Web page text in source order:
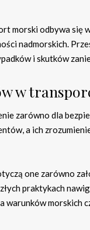
morski odbywa się
nadmorskich.
i skutków
w
zarówno dla
a ich
one zarówno
praktykach
warunków morskich